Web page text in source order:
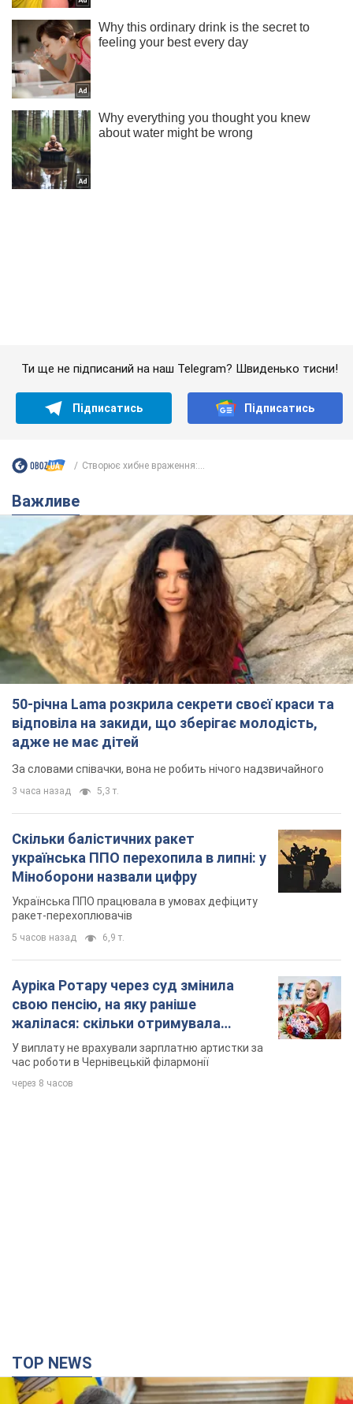
50-річна Lama розкрила секрети своєї краси та
відповіла на закиди, що зберігає молодість,
адже не має дітей
За словами співачки, вона не робить нічого надзвичайного
3 часа назад 5,3 т.
Скільки балістичних ракет
українська ППО перехопила в липні: у
Міноборони назвали цифру
Українська ППО працювала в умовах дефіциту
Ауріка Ротару через суд змінила
свою пенсію, на яку раніше
жалілася: скільки отримувала
співачка
час роботи в Чернівецькій філармонії